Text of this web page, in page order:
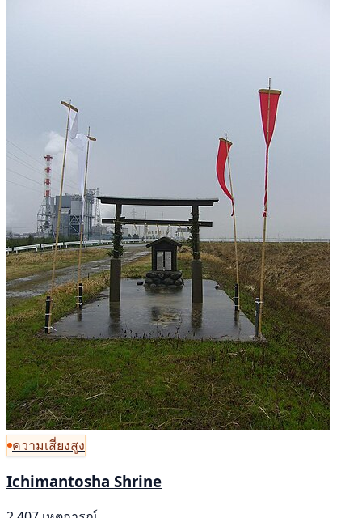
ความเสี่ยงสูง
Ichimantosha Shrine